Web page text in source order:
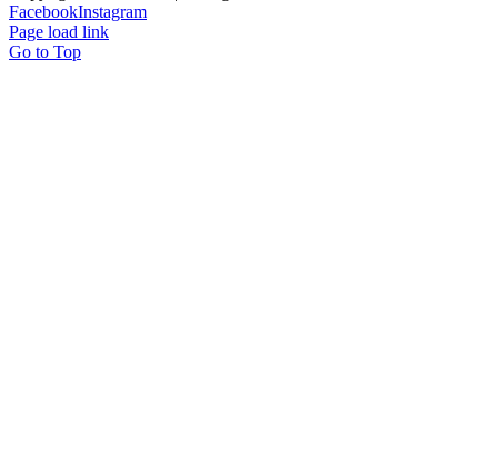
FacebookInstagram
Page load link
Go to Top